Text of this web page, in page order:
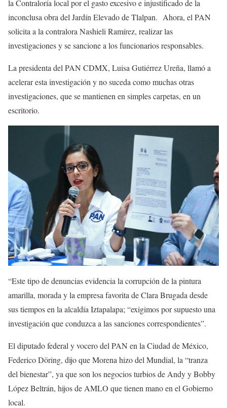
la Contraloría local por el gasto excesivo e injustificado de la
inconclusa obra del Jardín Elevado de Tlalpan. Ahora, el PAN
solicita a la contralora Nashieli Ramírez, realizar las
investigaciones y se sancione a los funcionarios responsables.
La presidenta del PAN CDMX, Luisa Gutiérrez Ureña, llamó a
acelerar esta investigación y no suceda como muchas otras
investigaciones, que se mantienen en simples carpetas, en un
escritorio.
“Este tipo de denuncias evidencia la corrupción de la pintura
amarilla, morada y la empresa favorita de Clara Brugada desde
sus tiempos en la alcaldía Iztapalapa; “exigimos por supuesto una
investigación que conduzca a las sanciones correspondientes”.
El diputado federal y vocero del PAN en la Ciudad de México,
Federico Döring, dijo que Morena hizo del Mundial, la “tranza
del bienestar”, ya que son los negocios turbios de Andy y Bobby
López Beltrán, hijos de AMLO que tienen mano en el Gobierno
local.